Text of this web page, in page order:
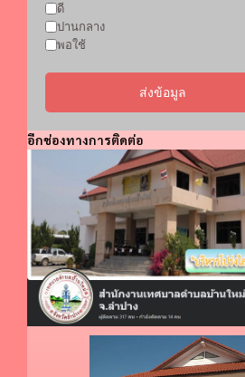
ดี
ปานกลาง
พอใช้
ส่งข้อมูล
อีกช่องทางการติดต่อ